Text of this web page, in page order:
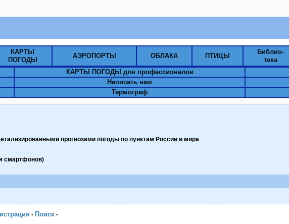
КАРТЫ
ПОГОДЫ
АЭРОПОРТЫ ОБЛАКА ПТИЦЫ
Библио-
тека
КАРТЫ ПОГОДЫ для профессионалов
Написать нам
Термограф
прогнозами погоды по пунктам Pоссии и мира
смартфонов)
- Поиск -